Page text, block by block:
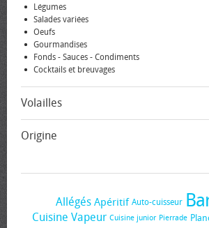
Légumes
Salades variées
Oeufs
Gourmandises
Fonds - Sauces - Condiments
Cocktails et breuvages
Volailles
Origine
Allégés Apéritif Auto-cuisseur
Cuisine Vapeur Cuisine junior Pierrade